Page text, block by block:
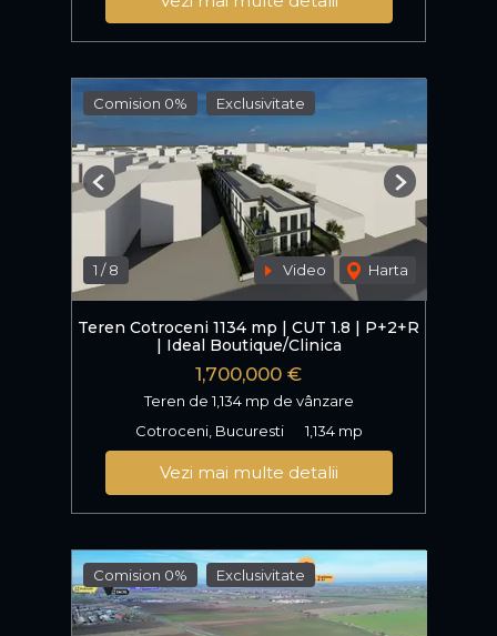
Comision 0% Exclusivitate
1 /8 Video Harta
Previous Next
Teren Cotroceni 1134 mp | CUT 1.8 | P+2+R
| Ideal Boutique/Clinica
1,700,000 €
Teren de 1,134 mp de vânzare
Cotroceni, Bucuresti
1,134 mp
Vezi mai multe detalii
Comision 0% Exclusivitate